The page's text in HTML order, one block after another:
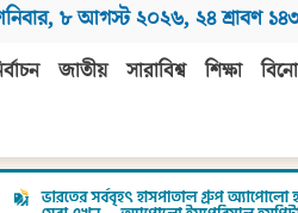
, ৮ আগস্ট ২০২৬, ২৪ শ্রাবণ
জাতীয় সারাবিশ্ব শিক্ষা